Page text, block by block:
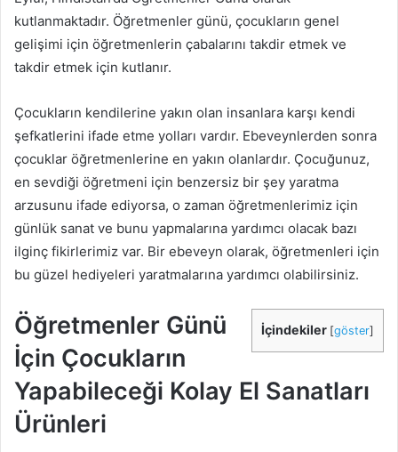
kutlanmaktadır. Öğretmenler günü, çocukların genel
gelişimi için öğretmenlerin çabalarını takdir etmek ve
takdir etmek için kutlanır.
Çocukların kendilerine yakın olan insanlara karşı kendi
şefkatlerini ifade etme yolları vardır. Ebeveynlerden sonra
çocuklar öğretmenlerine en yakın olanlardır. Çocuğunuz,
en sevdiği öğretmeni için benzersiz bir şey yaratma
arzusunu ifade ediyorsa, o zaman öğretmenlerimiz için
günlük sanat ve bunu yapmalarına yardımcı olacak bazı
ilginç fikirlerimiz var. Bir ebeveyn olarak, öğretmenleri için
bu güzel hediyeleri yaratmalarına yardımcı olabilirsiniz.
İçindekiler [göster]
Öğretmenler Günü
İçin Çocukların
Yapabileceği Kolay El Sanatları
Ürünleri